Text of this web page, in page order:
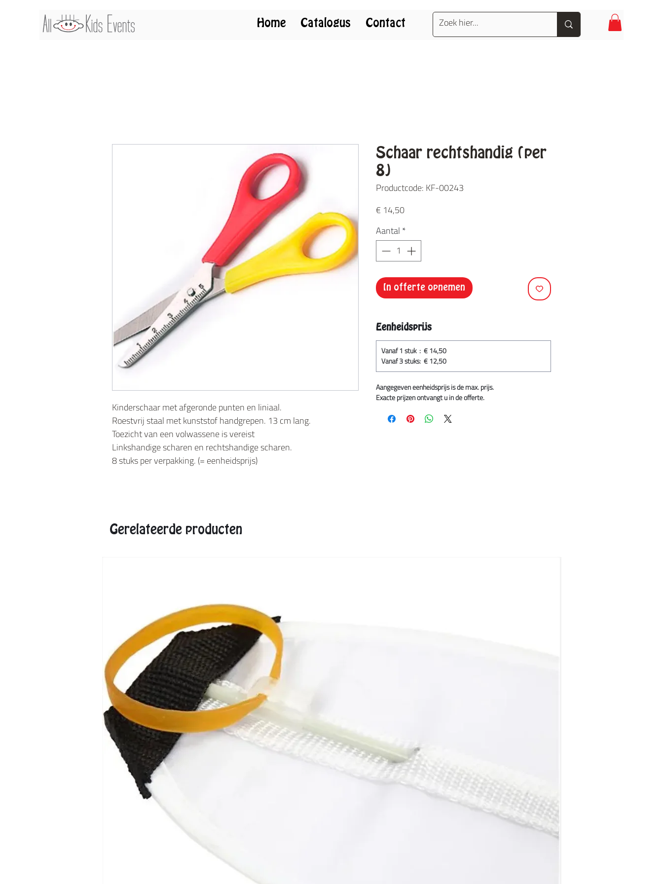
Home Catalogus Contact
Kinderschaar met afgeronde punten en liniaal.
Roestvrij staal met kunststof handgrepen. 13 cm lang.
Toezicht van een volwassene is vereist
Linkshandige scharen en rechtshandige scharen.
8 stuks per verpakking. (= eenheidsprijs)
Schaar rechtshandig (per
8)
Productcode: KF-00243
€ 14,50Prijs
Aantal*
In offerte opnemen
Eenheidsprijs
Vanaf 1 stuk : € 14,50
Vanaf 3 stuks: € 12,50
Aangegeven eenheidsprijs is de max. prijs.
Exacte prijzen ontvangt u in de offerte.
Gerelateerde producten